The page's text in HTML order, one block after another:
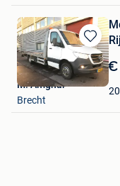
Bewaren
in
Mijn
€
M. Amghar
Brecht